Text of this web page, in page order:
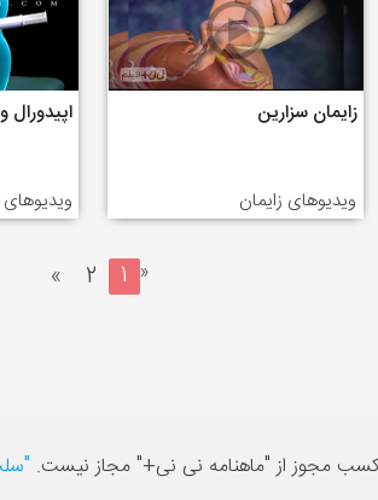
زایمان سزارین
ویدیوهای زایمان ویدیوهای
«
1
2
»
مجوز از "ماهنامه نی نی+" مجاز نیست.